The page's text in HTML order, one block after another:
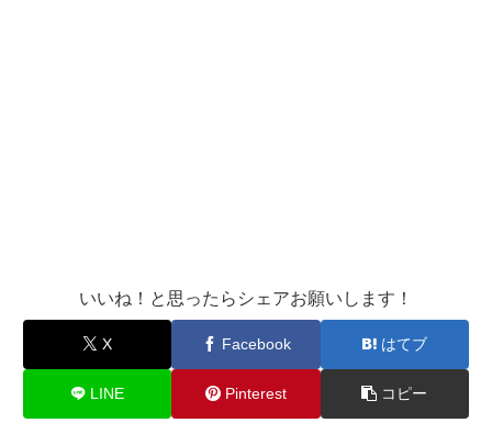
いいね！と思ったらシェアお願いします！
X Facebook はてブ
LINE Pinterest コピー